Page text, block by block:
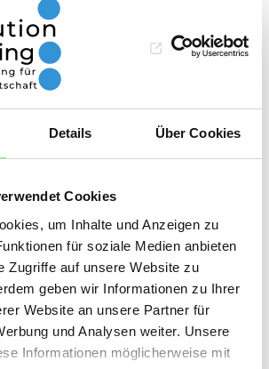
Details Über Cookies
Cookies
um Inhalte und Anzeigen zu
für soziale Medien anbieten
Zugriffe auf unsere Website zu
geben wir Informationen zu Ihrer
Website an unsere Partner für
und Analysen weiter. Unsere
Informationen möglicherweise mit
Sie, wie Sie
Finden Sie
einen potenziellen
finden, der Ihren
entspricht, wenn Sie die